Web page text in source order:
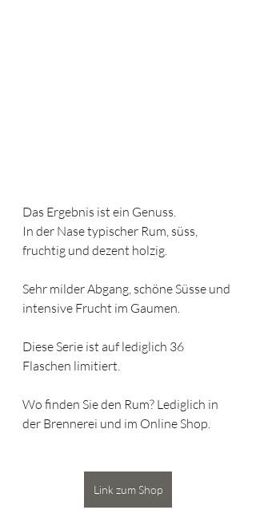
Das Ergebnis ist ein Genuss.
In der Nase typischer Rum, süss,
fruchtig und dezent holzig.
Sehr milder Abgang, schöne Süsse und
intensive Frucht im Gaumen.
Diese Serie ist auf lediglich 36
Flaschen limitiert.
Wo finden Sie den Rum? Lediglich in
der Brennerei und im Online Shop.
Link zum Shop